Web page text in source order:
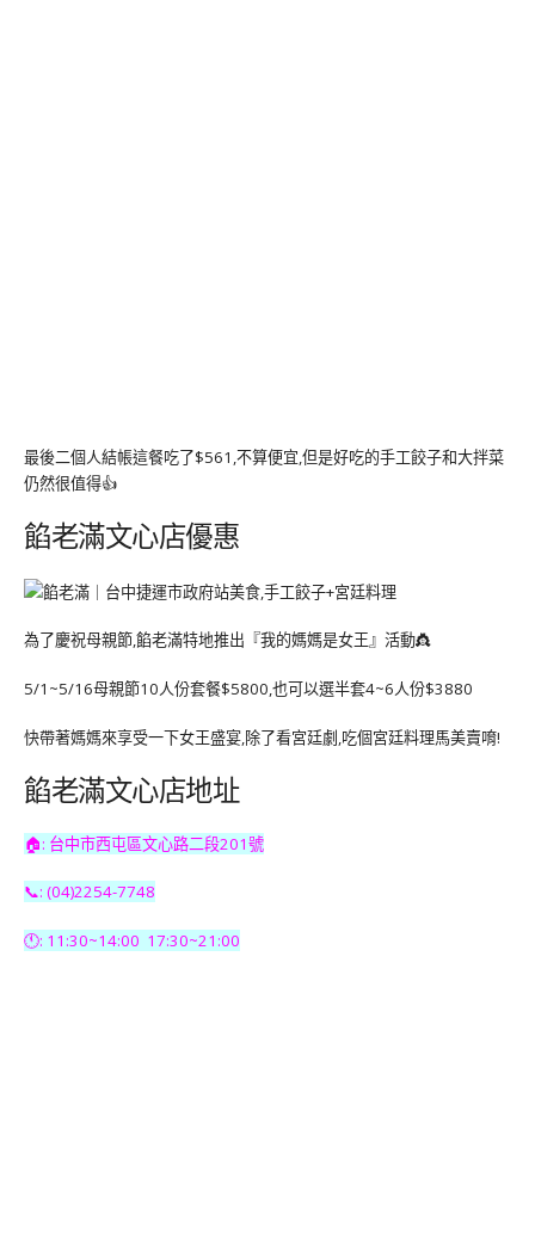
最後二個人結帳這餐吃了$561,不算便宜,但是好吃的手工餃子和大拌菜
仍然很值得👍
餡老滿文心店優惠
為了慶祝母親節,餡老滿特地推出『我的媽媽是女王』活動👸
5/1~5/16母親節10人份套餐$5800,也可以選半套4~6人份$3880
快帶著媽媽來享受一下女王盛宴,除了看宮廷劇,吃個宮廷料理馬美賣唷!
餡老滿文心店地址
🏠: 台中市西屯區文心路二段201號
📞: (04)2254-7748
🕚: 11:30~14:00 17:30~21:00